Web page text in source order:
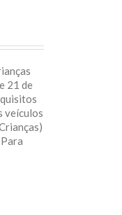
21 de
veículos
Para